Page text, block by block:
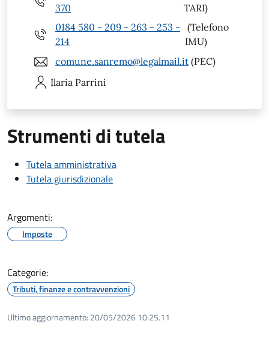
370
TARI)
0184 580 - 209 - 263 - 253 -
214
(Telefono
IMU)
comune.sanremo@legalmail.it (PEC)
Ilaria Parrini
Strumenti di tutela
Tutela amministrativa
Tutela giurisdizionale
Argomenti:
Imposte
Categorie:
Tributi, finanze e contravvenzioni
Ultimo aggiornamento: 20/05/2026 10:25.11